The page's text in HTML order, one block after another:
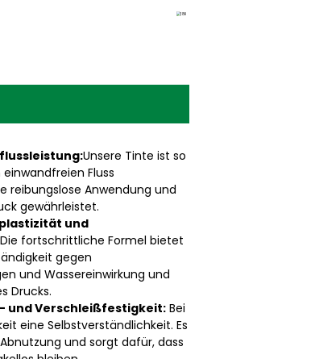
Unsere Tinte ist so
Fluss
reibungslose Anwendung und
gewährleistet.
und
Die fortschrittliche Formel bietet
gegen
und Wassereinwirkung und
Drucks.
und Verschleißfestigkeit: Bei
eine Selbstverständlichkeit. Es
und sorgt dafür, dass